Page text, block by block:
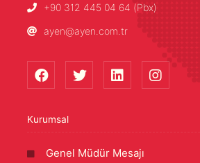
+90 312 445 04 64 (Pbx)
ayen@ayen.com.tr
Kurumsal
Genel Müdür Mesajı